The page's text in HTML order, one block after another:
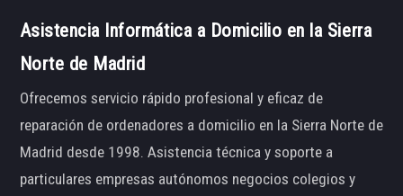
Asistencia Informática a Domicilio en la Sierra
Norte de Madrid
Ofrecemos servicio rápido profesional y eficaz de
reparación de ordenadores a domicilio en la Sierra Norte de
Madrid desde 1998. Asistencia técnica y soporte a
particulares empresas autónomos negocios colegios y